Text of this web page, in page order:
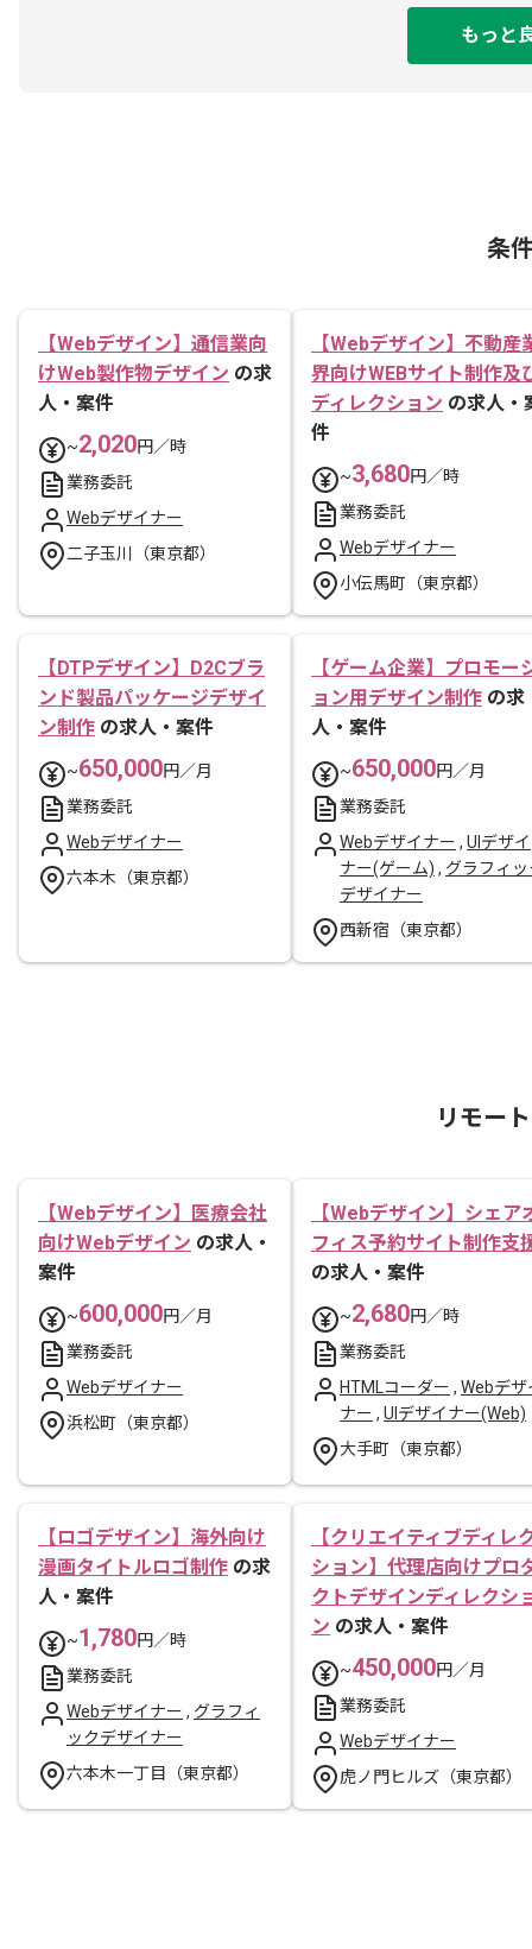
もっと
条
【Webデザイン】通信業向
けWeb製作物デザイン の求
人・案件
~2,020円／時
業務委託
Webデザイナー
二子玉川（東京都）
【Webデザイン】不動産
界向けWEBサイト制作及
ディレクション の求人・
件
~3,680円／時
業務委託
Webデザイナー
小伝馬町（東京都）
【DTPデザイン】D2Cブラ
ンド製品パッケージデザイ
ン制作 の求人・案件
~650,000円／月
業務委託
Webデザイナー
六本木（東京都）
【ゲーム企業】プロモー
ョン用デザイン制作 の求
人・案件
~650,000円／月
業務委託
Webデザイナー , UIデザイ
ナー(ゲーム) , グラフィッ
デザイナー
西新宿（東京都）
リモー
【Webデザイン】医療会社
向けWebデザイン の求人・
案件
~600,000円／月
業務委託
Webデザイナー
浜松町（東京都）
【Webデザイン】シェア
フィス予約サイト制作支
の求人・案件
~2,680円／時
業務委託
HTMLコーダー , Webデザ
ナー , UIデザイナー(Web)
大手町（東京都）
【ロゴデザイン】海外向け
漫画タイトルロゴ制作 の求
人・案件
~1,780円／時
業務委託
Webデザイナー , グラフィ
ックデザイナー
六本木一丁目（東京都）
【クリエイティブディレ
ション】代理店向けプロ
クトデザインディレクシ
ン の求人・案件
~450,000円／月
業務委託
Webデザイナー
虎ノ門ヒルズ（東京都）